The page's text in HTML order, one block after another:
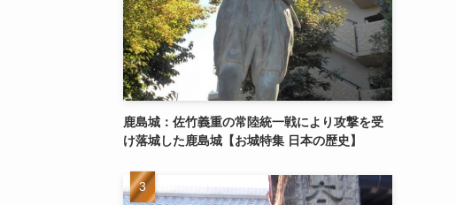
鹿島城：佐竹義重の常陸統一戦により攻撃を受
け落城した鹿島城【お城特集 日本の歴史】